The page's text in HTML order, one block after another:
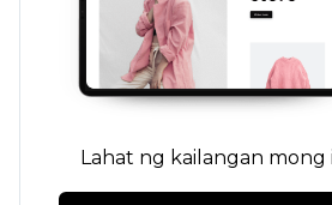
Lahat ng kailangan